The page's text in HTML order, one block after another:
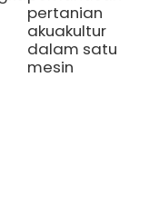
pertanian
akuakultur
dalam satu
mesin